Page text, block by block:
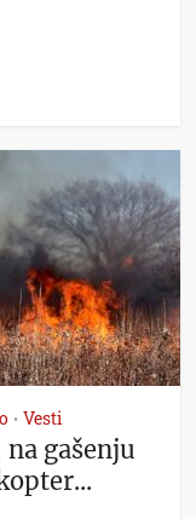
• Vesti
na gašenju